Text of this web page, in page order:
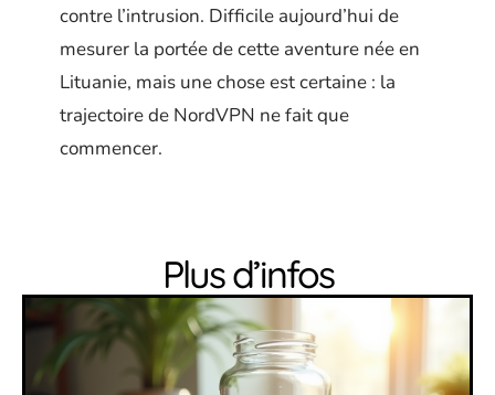
contre l’intrusion. Difficile aujourd’hui de
mesurer la portée de cette aventure née en
Lituanie, mais une chose est certaine : la
trajectoire de NordVPN ne fait que
commencer.
Plus d’infos